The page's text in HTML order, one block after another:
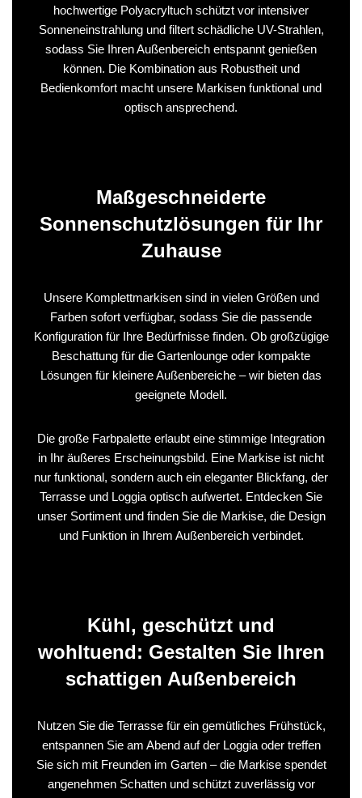
hochwertige Polyacryltuch schützt vor intensiver
Sonneneinstrahlung und filtert schädliche UV-Strahlen,
sodass Sie Ihren Außenbereich entspannt genießen
können. Die Kombination aus Robustheit und
Bedienkomfort macht unsere Markisen funktional und
optisch ansprechend.
Maßgeschneiderte
Sonnenschutzlösungen für Ihr
Zuhause
Unsere Komplettmarkisen sind in vielen Größen und
Farben sofort verfügbar, sodass Sie die passende
Konfiguration für Ihre Bedürfnisse finden. Ob großzügige
Beschattung für die Gartenlounge oder kompakte
Lösungen für kleinere Außenbereiche – wir bieten das
geeignete Modell.
Die große Farbpalette erlaubt eine stimmige Integration
in Ihr äußeres Erscheinungsbild. Eine Markise ist nicht
nur funktional, sondern auch ein eleganter Blickfang, der
Terrasse und Loggia optisch aufwertet. Entdecken Sie
unser Sortiment und finden Sie die Markise, die Design
und Funktion in Ihrem Außenbereich verbindet.
Kühl, geschützt und
wohltuend: Gestalten Sie Ihren
schattigen Außenbereich
Nutzen Sie die Terrasse für ein gemütliches Frühstück,
entspannen Sie am Abend auf der Loggia oder treffen
Sie sich mit Freunden im Garten – die Markise spendet
angenehmen Schatten und schützt zuverlässig vor